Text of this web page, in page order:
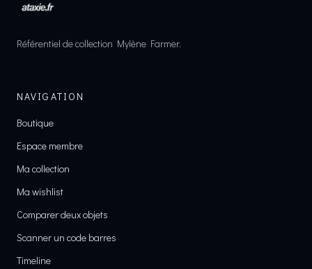
Référentiel de collection Mylène Farmer.
NAVIGATION
Boutique
Espace membre
Ma collection
Ma wishlist
Comparer deux objets
Scanner un code barres
Timeline